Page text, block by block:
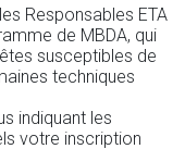
Responsables ETA
de MBDA, qui
susceptibles de
techniques
indiquant les
votre inscription